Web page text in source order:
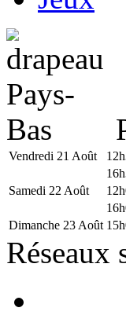
Vendredi 21 Août
Samedi 22 Août
Dimanche 23 Août
Réseaux